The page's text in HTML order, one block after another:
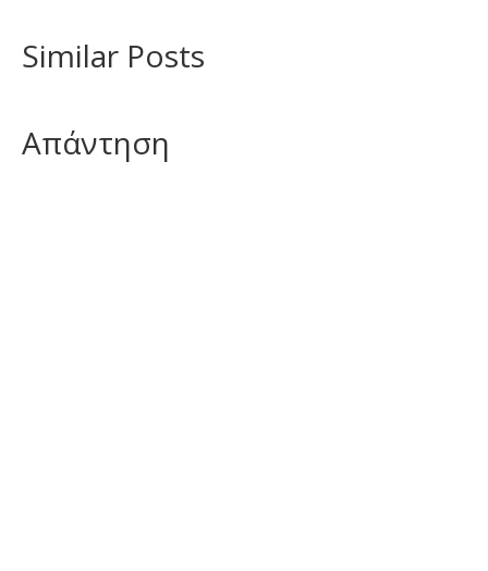
Similar Posts
Απάντηση